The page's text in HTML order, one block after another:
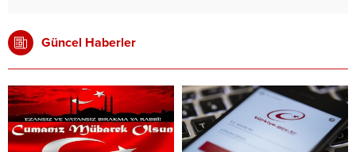
Güncel Haberler